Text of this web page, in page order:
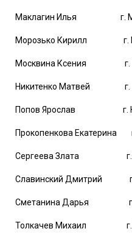
Маклагин Илья г.
Морозько Кирилл г.
Москвина Ксения г.
Никитенко Матвей г.
Попов Ярослав г.
Прокопенкова Екатерина
Сергеева Злата г.
Славинский Дмитрий
Сметанина Дарья г.
Толкачев Михаил г.